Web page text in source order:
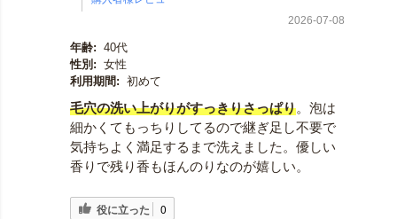
2026-07-08
年齢: 40代
性別: 女性
利用期間: 初めて
毛穴の洗い上がりがすっきりさっぱり。泡は
細かくてもっちりしてるので継ぎ足し不要で
気持ちよく満足するまで洗えました。優しい
香りで残り香もほんのりなのが嬉しい。
役に立った 0